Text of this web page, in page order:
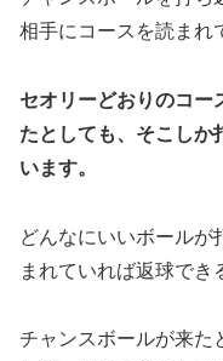
相手にコースを読まれ
セオリーどおりのコー
たとしても、そこしか
います。
どんなにいいボールが
まれていれば返球でき
チャンスボールが来た